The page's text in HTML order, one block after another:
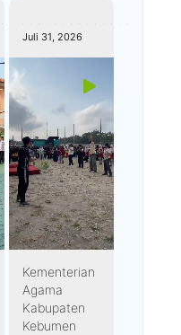
Juli 31, 2026
Kementerian
Agama
Kabupaten
Kebumen